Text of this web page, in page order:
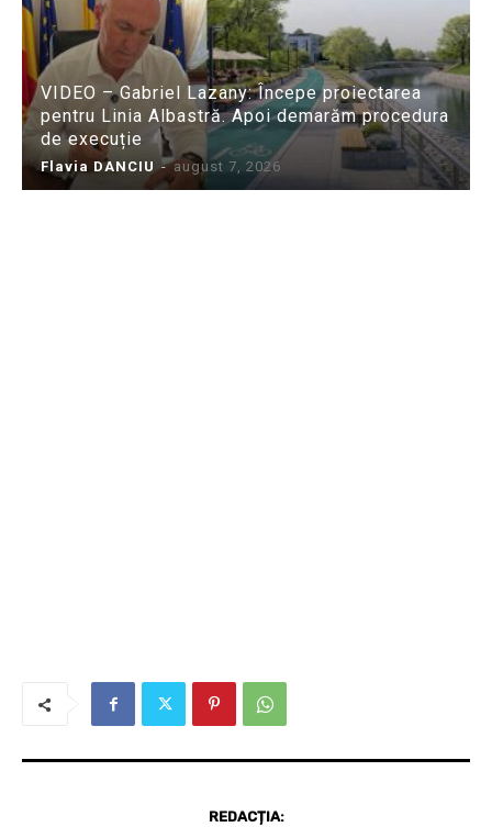
VIDEO – Gabriel Lazany: Începe proiectarea
pentru Linia Albastră. Apoi demarăm procedura
de execuție
Flavia DANCIU - august 7, 2026
REDACȚIA: